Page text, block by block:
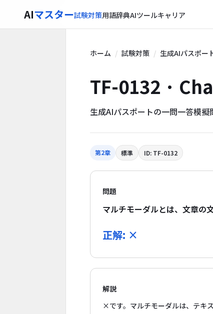
AIマスター試験対策用語辞典AIツールキャリア
ホーム 試験対策 生成AIパスポー
TF-0132 ·
生成AIパスポートの一問一答模擬
第2章 標準 ID: TF-0132
問題
マルチモーダルとは、文章の
正解: ×
解説
×です。マルチモーダルは、テキ